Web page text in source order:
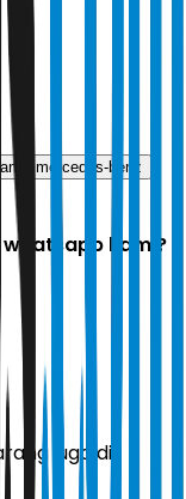
mercedes-benz
kami?
juga di